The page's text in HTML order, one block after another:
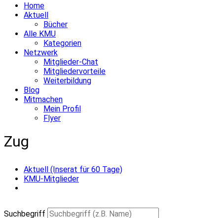
Home
Aktuell
Bücher
Alle KMU
Kategorien
Netzwerk
Mitglieder-Chat
Mitgliedervorteile
Weiterbildung
Blog
Mitmachen
Mein Profil
Flyer
Zug
Aktuell (Inserat für 60 Tage)
KMU-Mitglieder
Suchbegriff